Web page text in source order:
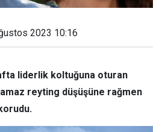
2023 10:16
liderlik koltuğuna oturan
reyting düşüşüne rağmen